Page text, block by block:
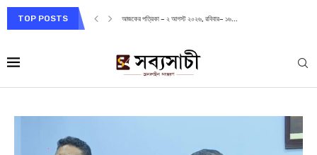
TOP POSTS আজকের পত্রিকা – ২ আগস্ট ২০২৬, রবিবার– ১৬...